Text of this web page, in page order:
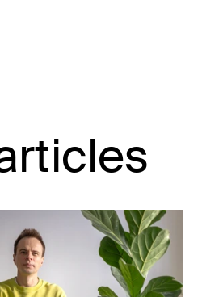
Telegram
Behance
LinkedIn
Podcast